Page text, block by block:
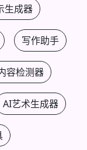
生成器
写作助手
容检测器
AI艺术生成器